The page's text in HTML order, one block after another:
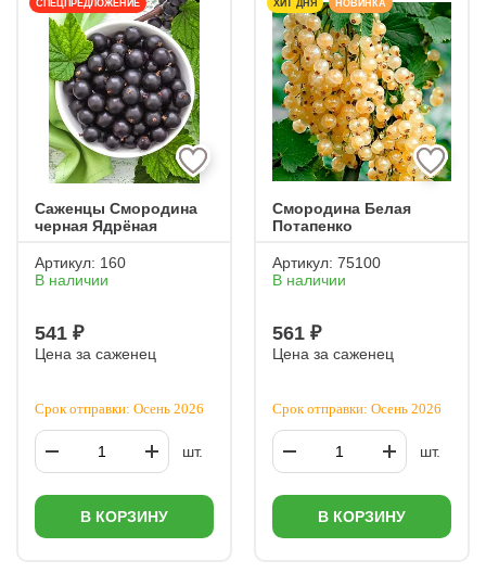
СПЕЦПРЕДЛОЖЕНИЕ
Саженцы Смородина
черная Ядрёная
Артикул: 160
В наличии
541 ₽
Цена за саженец
Срок отправки: Осень 2026
шт.
В КОРЗИНУ
ХИТ ДНЯ НОВИНКА
Смородина Белая
Потапенко
Артикул: 75100
В наличии
561 ₽
Цена за саженец
Срок отправки: Осень 2026
шт.
В КОРЗИНУ